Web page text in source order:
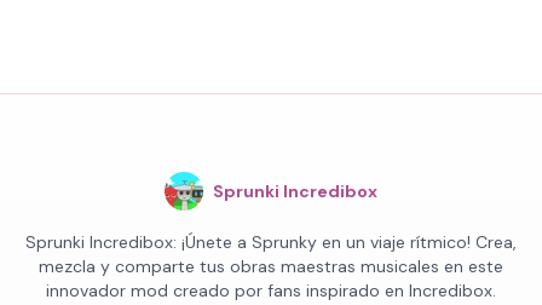
Sprunki Incredibox
Sprunki Incredibox: ¡Únete a Sprunky en un viaje rítmico! Crea,
mezcla y comparte tus obras maestras musicales en este
innovador mod creado por fans inspirado en Incredibox.